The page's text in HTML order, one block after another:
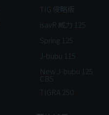
TIG 侵略版
isavR 威力 125
Spring 125
J-bubu 115
New J-bubu 125
CBS
TIGRA 250